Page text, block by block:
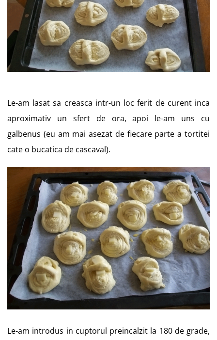
Le-am lasat sa creasca intr-un loc ferit de curent inca
aproximativ un sfert de ora, apoi le-am uns cu
galbenus (eu am mai asezat de fiecare parte a tortitei
cate o bucatica de cascaval).
Le-am introdus in cuptorul preincalzit la 180 de grade,